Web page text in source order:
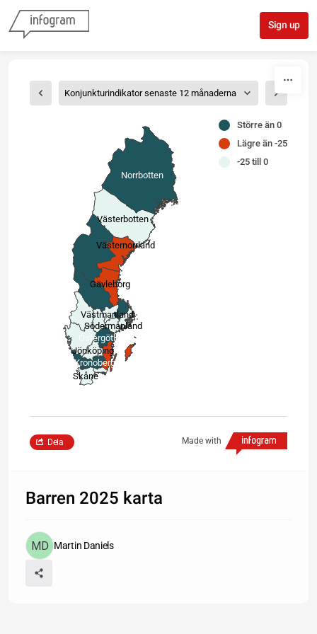
Sign up
Konjunkturindikator senaste 12 månaderna
Västmanland
Västerbotten
Västernorrland
Södermanland
Skåne
Östergötland
Norrbotten
Kronoberg
Jönköping
Gävleborg
Större än 0
Lägre än -25
-25 till 0
Made with
Dela
Barren 2025 karta
Martin Daniels